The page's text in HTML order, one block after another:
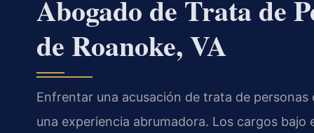
Abogado de Trata de
de Roanoke, VA
Enfrentar una acusación de trata de
una experiencia abrumadora. Los cargos bajo